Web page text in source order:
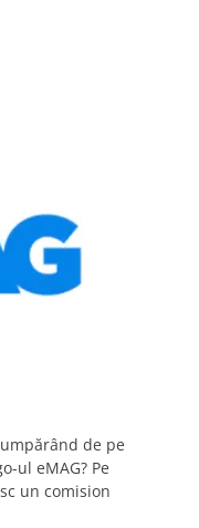
de pe
ul eMAG? Pe
un comision